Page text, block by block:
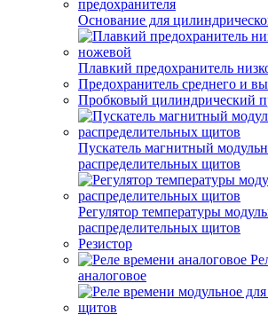
Основание для
Плавкий предохранитель
Предохранитель среднего и
Пробковый цилиндрический
Пускатель магнитный
распределительных щитов
Регулятор температуры
распределительных щитов
Резистор
аналоговое